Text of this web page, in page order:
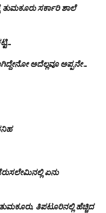
ತುಮಕೂರು ಸರ್ಕಾರಿ ಶಾಲೆ
ಅದೆಲ್ಲವೂ ಅಪ್ಪನೇ…
ಏನು
ತಿಪಟೂರಿನಲ್ಲಿ ಹೆಚ್ಚಿದ